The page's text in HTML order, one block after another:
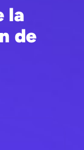
la
de